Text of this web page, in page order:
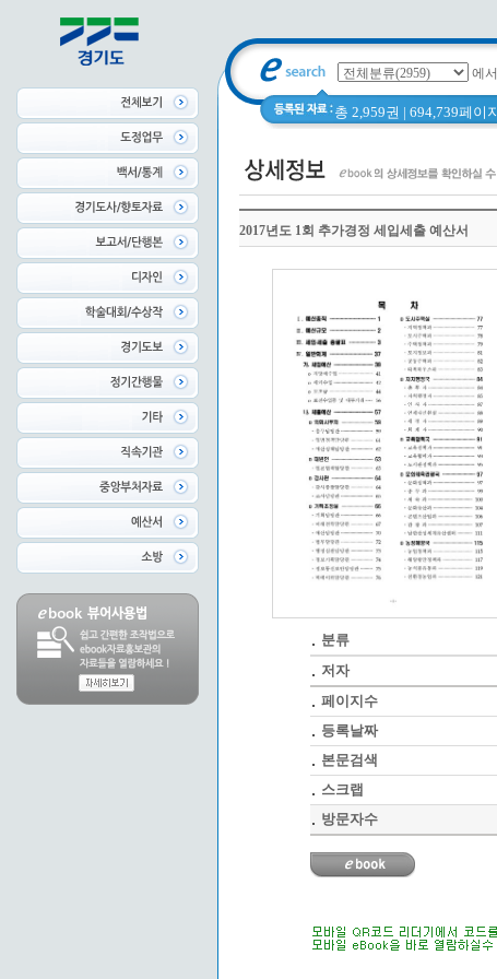
에서
총 2,959권 | 694,739페이
2017년도 1회 추가경정 세입세출 예산서
분류
저자
페이지수
등록날짜
본문검색
스크랩
방문자수